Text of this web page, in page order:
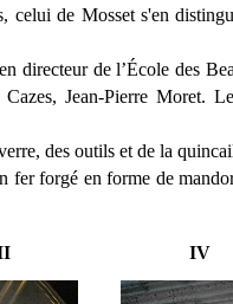
de Mosset s'en
de l’École des
Jean-Pierre Moret.
des outils et de la
forgé en forme de
IV